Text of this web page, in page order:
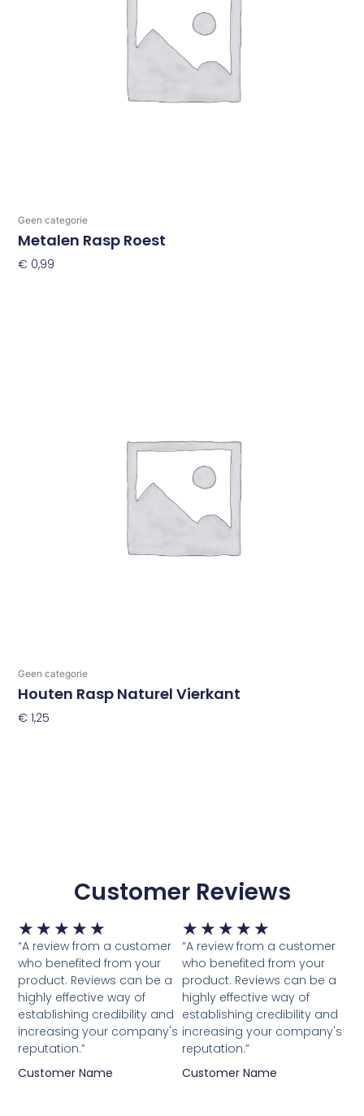
Geen categorie
Metalen Rasp Roest
€ 0,99
Geen categorie
Houten Rasp Naturel Vierkant
€ 1,25
Customer Reviews
★ ★ ★ ★ ★ Waardering
5
van
5
“A review from a customer
who benefited from your
product. Reviews can be a
highly effective way of
establishing credibility and
increasing your company's
reputation.”
Customer Name
★ ★ ★ ★ ★
5
van
5
“A review from a customer
who benefited from your
product. Reviews can be a
highly effective way of
establishing credibility and
increasing your company's
reputation.”
Customer Name